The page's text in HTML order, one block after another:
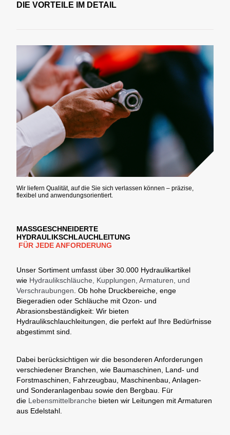
DIE VORTEILE IM DETAIL
Wir liefern Qualität, auf die Sie sich verlassen können – präzise,
flexibel und anwendungsorientiert.
MASSGESCHNEIDERTE H
YDRAULIKSCHLAUCHLEITUNG
FÜR JEDE ANFORDERUNG
Unser Sortiment umfasst über 30.000 Hydraulikartikel
wie Hydraulikschläuche, Kupplungen, Armaturen, und
Verschraubungen . Ob hohe Druckbereiche, enge
Biegeradien oder Schläuche mit Ozon- und
Abrasionsbeständigkeit: Wir bieten
Hydraulikschlauchleitungen, die perfekt auf Ihre Bedürfnisse
abgestimmt sind.
Dabei berücksichtigen wir die besonderen Anforderungen
verschiedener Branchen, wie Baumaschinen, Land- und
Forstmaschinen, Fahrzeugbau, Maschinenbau, Anlagen-
und Sonderanlagenbau sowie den Bergbau. Für
die Lebensmittelbranche bieten wir Leitungen mit Armaturen
aus Edelstahl.